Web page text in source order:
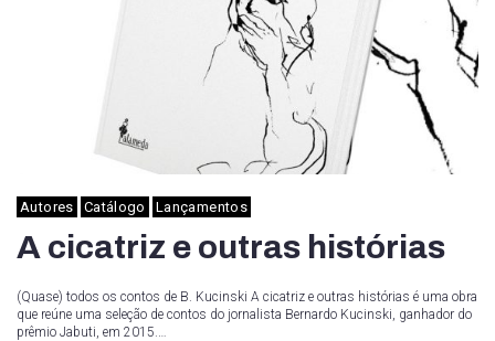
Autores Catálogo Lançamentos
A cicatriz e outras histórias
(Quase) todos os contos de B. Kucinski A cicatriz e outras histórias é uma obra
que reúne uma seleção de contos do jornalista Bernardo Kucinski, ganhador do
prêmio Jabuti, em 2015.…